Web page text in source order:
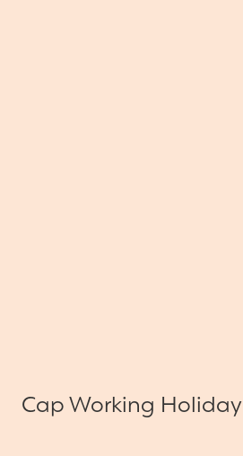
Cap Working Holiday